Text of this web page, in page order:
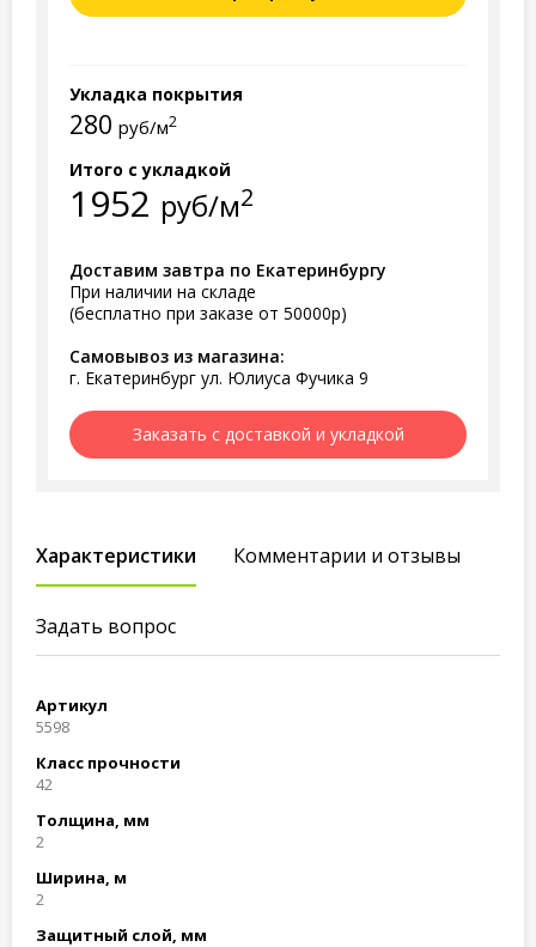
Укладка покрытия
280 руб/м2
Итого с укладкой
1952 руб/м2
Доставим завтра по Екатеринбургу
При наличии на складе
(бесплатно при заказе от 50000р)
Самовывоз из магазина:
г. Екатеринбург ул. Юлиуса Фучика 9
Заказать с доставкой и укладкой
Характеристики Комментарии и отзывы
Задать вопрос
Артикул
5598
Класс прочности
42
Толщина, мм
2
Ширина, м
2
Защитный слой, мм